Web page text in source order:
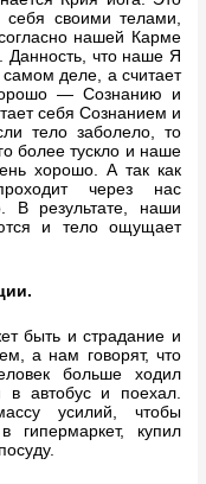
себя своими телами,
нашей Карме
Данность, что наше Я
деле, а считает
— Сознанию и
себя Сознанием и
тело заболело, то
более тускло и наше
хорошо. А так как
через нас
В результате, наши
и тело ощущает
быть и страдание и
а нам говорят, что
больше ходил
автобус и поехал.
усилий, чтобы
гипермаркет, купил